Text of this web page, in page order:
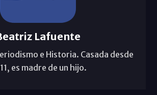
Lafuente
e Historia. Casada desde
es madre de un hijo.